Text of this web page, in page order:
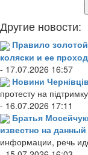
Другие новости:
Правило
коляски и ее
- 17.07.2026 16:57
Новини
протесту на
- 16.07.2026 17:11
Братья
известно на
информации, речь